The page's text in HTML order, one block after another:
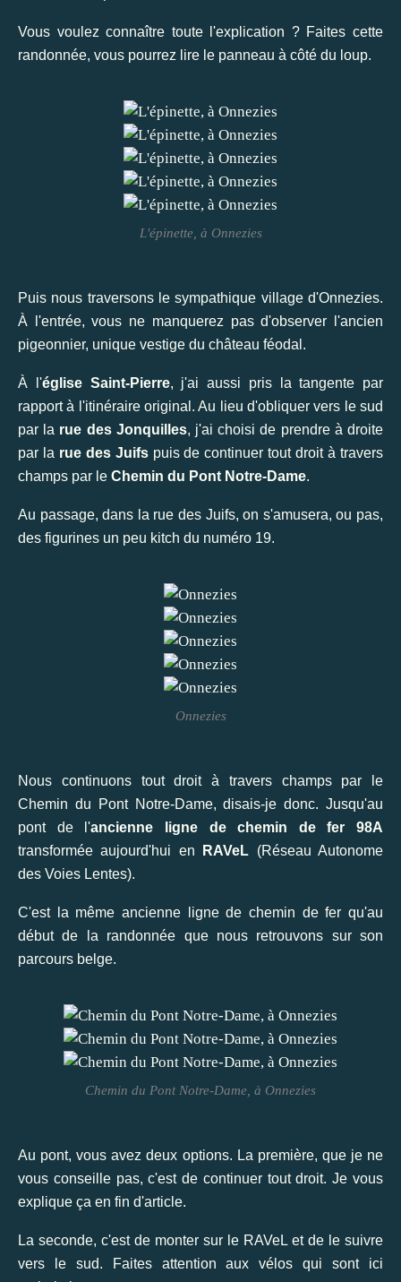
Vous voulez connaître toute l'explication ? Faites cette
randonnée, vous pourrez lire le panneau à côté du loup.
L'épinette, à Onnezies
Puis nous traversons le sympathique village d'Onnezies.
À l'entrée, vous ne manquerez pas d'observer l'ancien
pigeonnier, unique vestige du château féodal.
À l'église Saint-Pierre, j'ai aussi pris la tangente par
rapport à l'itinéraire original. Au lieu d'obliquer vers le sud
par la rue des Jonquilles, j'ai choisi de prendre à droite
par la rue des Juifspuis de continuer tout droit à travers
champs par le Chemin du Pont Notre-Dame.
Au passage, dans la rue des Juifs, on s'amusera, ou pas,
des figurines un peu kitch du numéro 19.
Onnezies
Nous continuons tout droit à travers champs par le
Chemin du Pont Notre-Dame, disais-je donc. Jusqu'au
pont de l'ancienne ligne de chemin de fer 98A
transformée aujourd'hui en
RAVeL (Réseau Autonome
des Voies Lentes).
C'est la même ancienne ligne de chemin de fer qu'au
début de la randonnée que nous retrouvons sur son
parcours belge.
Chemin du Pont Notre-Dame, à Onnezies
Au pont, vous avez deux options. La première, que je ne
vous conseille pas, c'est de continuer tout droit. Je vous
explique ça en fin d'article.
La seconde, c'est de monter sur le RAVeL et de le suivre
vers le sud. Faites attention aux vélos qui sont ici